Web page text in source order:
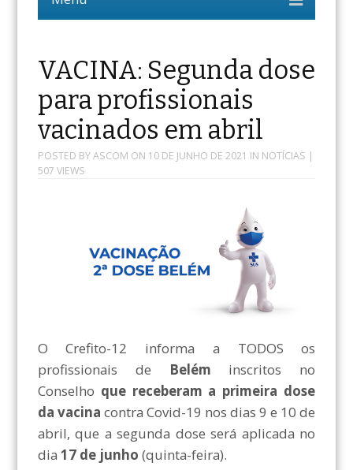
VACINA: Segunda dose
para profissionais
vacinados em abril
POSTED BYASCOM ON 10 DE JUNHO DE 2021 IN NOTÍCIAS |
507 VIEWS
O Crefito-12 informa a TODOS os
profissionais de
Belém inscritos no
Conselho que receberam a primeira dose
da vacina contra Covid-19 nos dias 9 e 10 de
abril, que a segunda dose será aplicada no
dia 17 de junho (quinta-feira).